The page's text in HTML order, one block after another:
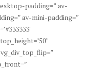
padding=” av-
av-mini-padding=”